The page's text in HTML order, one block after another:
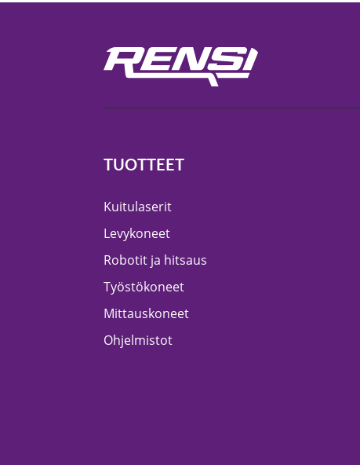
TUOTTEET
Kuitulaserit
Levykoneet
Robotit ja hitsaus
Työstökoneet
Mittauskoneet
Ohjelmistot